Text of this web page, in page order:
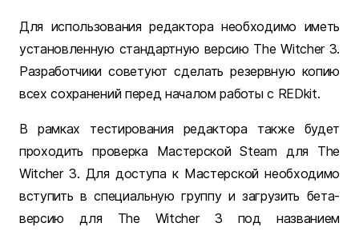
Для использования редактора необходимо иметь
установленную стандартную версию The Witcher 3.
Разработчики советуют сделать резервную копию
всех сохранений перед началом работы с REDkit.
В рамках тестирования редактора также будет
проходить проверка Мастерской Steam для The
Witcher 3. Для доступа к Мастерской необходимо
вступить в специальную группу и загрузить бета-
версию для The Witcher 3 под названием